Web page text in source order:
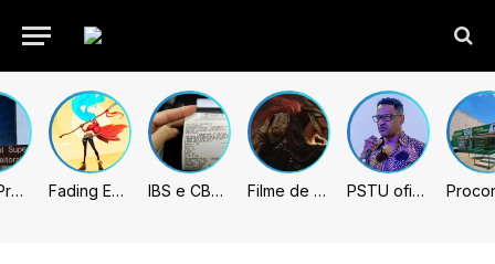
União Progressista e PL terão mais tempo de propaganda eleitoral Fading Echo – Review IBS e CBS necessitarão constar nas notas fiscais com início desta 2ª. Entenda Filme de Elden Ring tem gravações concluídas, mas ainda fica longe do lançamento PSTU oficializa Hertz Dias como candidato à Presidência da República